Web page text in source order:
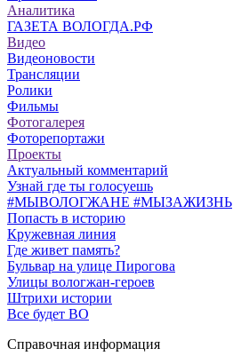
Аналитика
ГАЗЕТА ВОЛОГДА.РФ
Видео
Видеоновости
Трансляции
Ролики
Фильмы
Фотогалерея
Фоторепортажи
Проекты
Актуальный комментарий
Узнай где ты голосуешь
#МЫВОЛОГЖАНЕ #МЫЗАЖИЗНЬ
Попасть в историю
Кружевная линия
Где живет память?
Бульвар на улице Пирогова
Улицы вологжан-героев
Штрихи истории
Все будет ВО
Справочная информация